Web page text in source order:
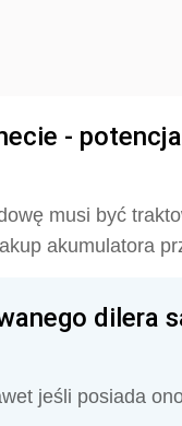
-
musi być
akumulatora
dilera
jeśli posiada